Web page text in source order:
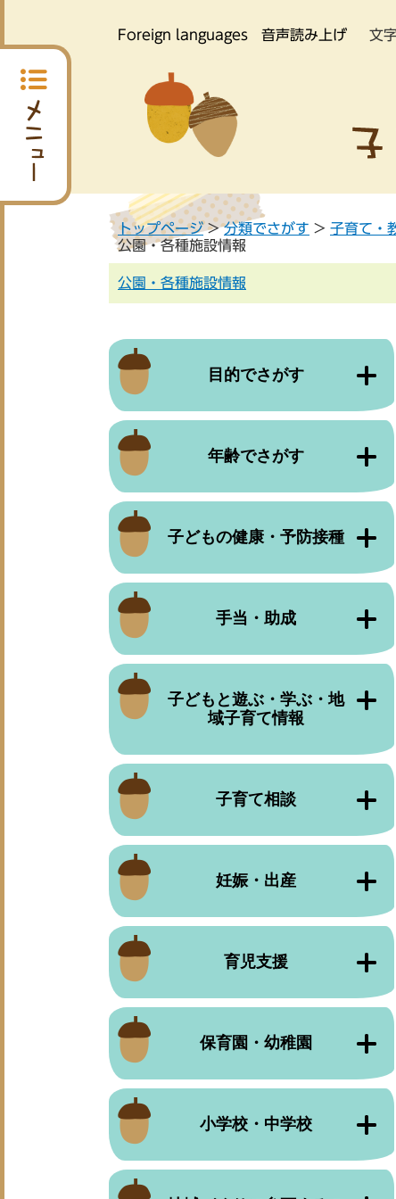
Foreign languages 音声読み上げ 文
トップページ >分類でさがす > 子育て・
公園・各種施設情報
公園・各種施設情報
目的でさがす
年齢でさがす
子どもの健康・予防接種
手当・助成
子どもと遊ぶ・学ぶ・地
域子育て情報
子育て相談
妊娠・出産
育児支援
保育園・幼稚園
小学校・中学校